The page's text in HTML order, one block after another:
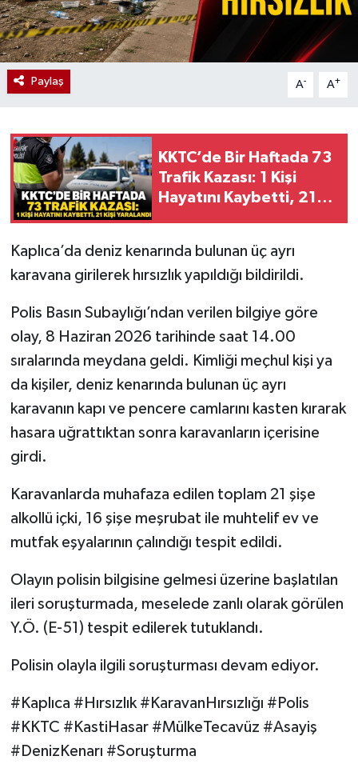
Paylaş A- A+
KKTC’de Bir Haftada 73
Trafik Kazası: 1 Kişi
Hayatını Kaybetti, 21
Kaplıca’da deniz kenarında bulunan üç ayrı
karavana girilerek hırsızlık yapıldığı bildirildi.
Polis Basın Subaylığı’ndan verilen bilgiye göre
olay, 8 Haziran 2026 tarihinde saat 14.00
sıralarında meydana geldi. Kimliği meçhul kişi ya
da kişiler, deniz kenarında bulunan üç ayrı
karavanın kapı ve pencere camlarını kasten kırarak
hasara uğrattıktan sonra karavanların içerisine
girdi.
Karavanlarda muhafaza edilen toplam 21 şişe
alkollü içki, 16 şişe meşrubat ile muhtelif ev ve
mutfak eşyalarının çalındığı tespit edildi.
Olayın polisin bilgisine gelmesi üzerine başlatılan
ileri soruşturmada, meselede zanlı olarak görülen
Y.Ö. (E-51) tespit edilerek tutuklandı.
Polisin olayla ilgili soruşturması devam ediyor.
#Kaplıca #Hırsızlık #KaravanHırsızlığı #Polis
#KKTC #KastiHasar #MülkeTecavüz #Asayiş
#DenizKenarı #Soruşturma